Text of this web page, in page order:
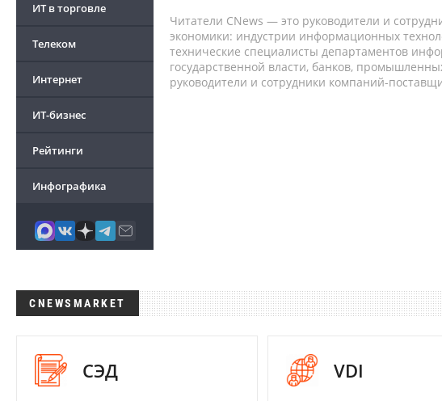
ИТ в торговле
Телеком
Интернет
ИТ-бизнес
Рейтинги
Инфографика
Читатели CNews — это руководители и
экономики: индустрии информационных
технические специалисты департаментов
государственной власти, банков,
руководители и сотрудники компаний-
CNEWSMARKET
СЭД VDI